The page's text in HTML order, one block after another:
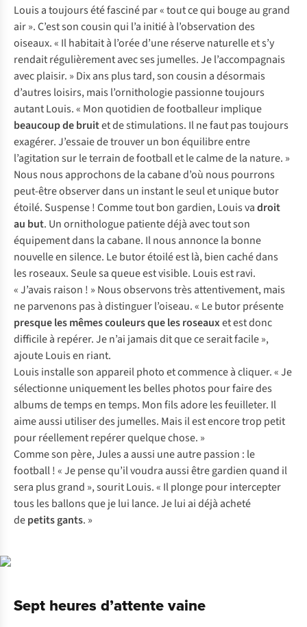
Louis a toujours été fasciné par « tout ce qui bouge au grand
air ». C’est son cousin qui l’a initié à l’observation des
oiseaux. « Il habitait à l’orée d’une réserve naturelle et s’y
rendait régulièrement avec ses jumelles. Je l’accompagnais
avec plaisir. » Dix ans plus tard, son cousin a désormais
d’autres loisirs, mais l’ornithologie passionne toujours
autant Louis. « Mon quotidien de footballeur implique
beaucoup de bruitet de stimulations. Il ne faut pas toujours
exagérer. J’essaie de trouver un bon équilibre entre
l’agitation sur le terrain de football et le calme de la nature. »
Nous nous approchons de la cabane d’où nous pourrons
peut-être observer dans un instant le seul et unique butor
étoilé. Suspense ! Comme tout bon gardien, Louis vadroit
au but. Un ornithologue patiente déjà avec tout son
équipement dans la cabane. Il nous annonce la bonne
nouvelle en silence. Le butor étoilé est là, bien caché dans
les roseaux. Seule sa queue est visible. Louis est ravi.
« J’avais raison ! » Nous observons très attentivement, mais
ne parvenons pas à distinguer l’oiseau. « Le butor présente
presque les mêmes couleurs que les roseauxet est donc
difficile à repérer. Je n’ai jamais dit que ce serait facile »,
ajoute Louis en riant.
Louis installe son appareil photo et commence à cliquer. « Je
sélectionne uniquement les belles photos pour faire des
albums de temps en temps. Mon fils adore les feuilleter. Il
aime aussi utiliser des jumelles. Mais il est encore trop petit
pour réellement repérer quelque chose. »
Comme son père, Jules a aussi une autre passion : le
football ! « Je pense qu’il voudra aussi être gardien quand il
sera plus grand », sourit Louis. « Il plonge pour intercepter
tous les ballons que je lui lance. Je lui ai déjà acheté
depetits gants. »
Sept heures d’attente vaine